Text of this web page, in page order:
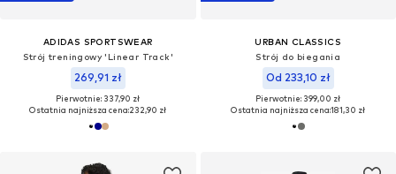
ADIDAS SPORTSWEAR
Strój treningowy 'Linear Track'
269,91 zł
Pierwotnie: 337,90 zł
Ostatnia najniższa cena:232,90 zł
URBAN CLASSICS
Strój do biegania
Od 233,10 zł
Pierwotnie: 399,00 zł
Ostatnia najniższa cena:181,30 zł